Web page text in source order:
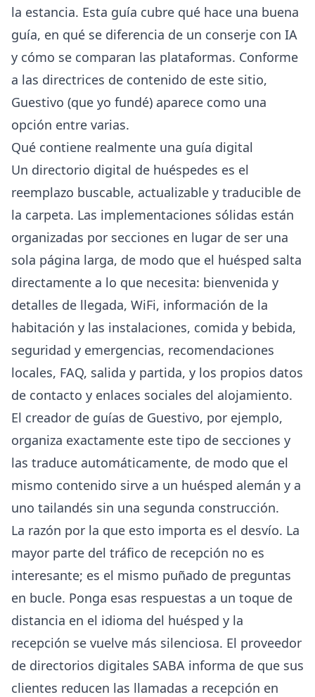
la estancia. Esta guía cubre qué hace una buena
guía, en qué se diferencia de un conserje con IA
y cómo se comparan las plataformas. Conforme
a las directrices de contenido de este sitio,
Guestivo (que yo fundé) aparece como una
opción entre varias.
Qué contiene realmente una guía digital
Un directorio digital de huéspedes es el
reemplazo buscable, actualizable y traducible de
la carpeta. Las implementaciones sólidas están
organizadas por secciones en lugar de ser una
sola página larga, de modo que el huésped salta
directamente a lo que necesita: bienvenida y
detalles de llegada, WiFi, información de la
habitación y las instalaciones, comida y bebida,
seguridad y emergencias, recomendaciones
locales, FAQ, salida y partida, y los propios datos
de contacto y enlaces sociales del alojamiento.
El creador de guías de Guestivo, por ejemplo,
organiza exactamente este tipo de secciones y
las traduce automáticamente, de modo que el
mismo contenido sirve a un huésped alemán y a
uno tailandés sin una segunda construcción.
La razón por la que esto importa es el desvío. La
mayor parte del tráfico de recepción no es
interesante; es el mismo puñado de preguntas
en bucle. Ponga esas respuestas a un toque de
distancia en el idioma del huésped y la
recepción se vuelve más silenciosa. El proveedor
de directorios digitales SABA informa de que sus
clientes reducen las llamadas a recepción en